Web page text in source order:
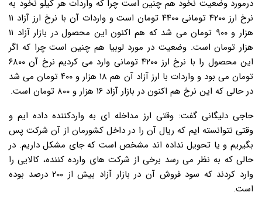
درمورد وضعیت نخود هم چنین است چرا که واردات هر کیلو نخود به
نرخ ارز ۴۲۰۰ تومانی ۴۴۰۰ تومان است و واردات آن با نرخ ارز آزاد ۱۱
هزار و ۹۰۰ تومان می شد که هم اکنون این محصول در بازار آزاد ۱۱
هزار تومان است. وضعیت در مورد لوبیا هم چنین است چرا که اگر
این محصول را با نرخ ارز ۴۲۰۰ تومانی وارد می کردیم نرخ آن ۶۸۰۰
تومان می بود و واردات با ارز آزاد آن هم ۱۸ هزار و ۴۰۰ تومان می شد
در حالی که این نرخ هم اکنون در بازار آزاد ۱۶ هزار و ۸۰۰ تومان است.
حاجی دلیگانی گفت: وقتی ارز مداخله ای به واردکننده داده ایم و
وقتی نتوانسته ایم که ریال آن را در داخل کشورمان از آن شرکت پس
بگیریم و یا تحویل نداده اند مشخص است که جای مشکل داریم. در
حالی که به نظر می رسد برخی از شرکت های وارده کننده، کالایی را
وارد کردند که سود فروش آن در بازار آزاد بیش از ۲۰۰ درصد بوده
است.